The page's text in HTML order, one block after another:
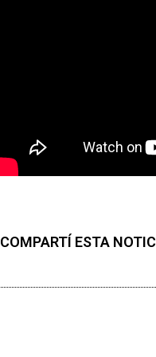
COMPARTÍ ESTA